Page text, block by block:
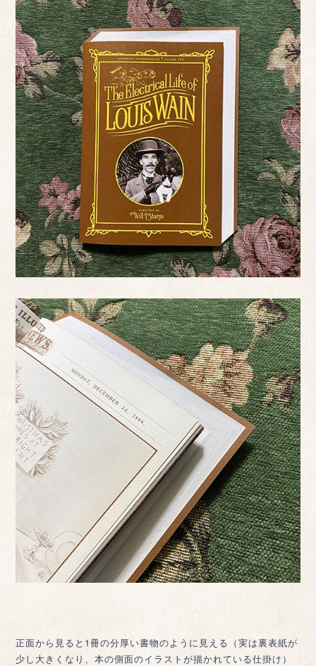
正面から見ると1冊の分厚い書物のように見える（実は裏表紙が
少し大きくなり、本の側面のイラストが描かれている仕掛け）